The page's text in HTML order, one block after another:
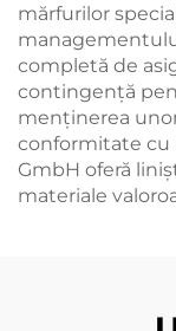
mărfurilor
completă de
contingență
menținerea
conformitate cu
GmbH oferă
materiale